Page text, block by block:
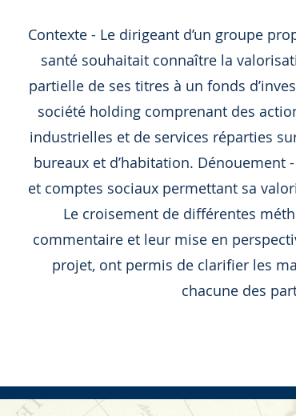
Contexte - Le dirigeant d’un groupe
santé souhaitait connaître la
partielle de ses titres à un fonds
société holding comprenant des
industrielles et de services réparties
bureaux et d’habitation. Dénouement
et comptes sociaux permettant sa
Le croisement de différentes
commentaire et leur mise en
projet, ont permis de clarifier les
chacune des